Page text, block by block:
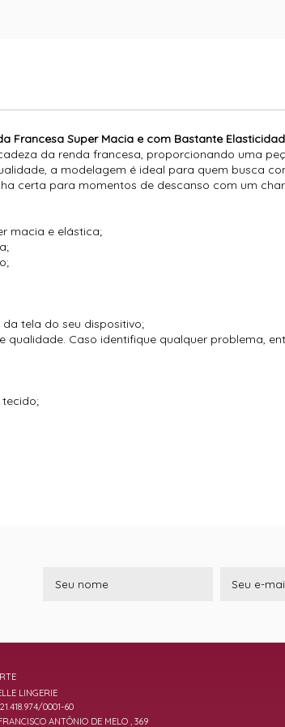
Francesa Super Macia e com Bastante
da renda francesa, proporcionando uma
a modelagem é ideal para quem busca
certa para momentos de descanso com um
macia e elástica;
tela do seu dispositivo;
Caso identifique qualquer problema,
LINGERIE
0001-60
ANTÔNIO DE MELO , 369